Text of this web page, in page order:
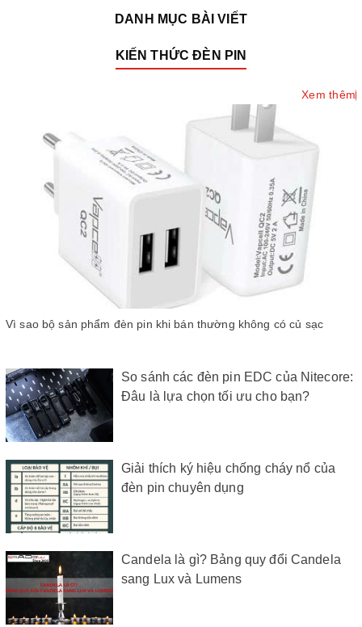
ACEBEAM X75 - Đèn pin siêu sáng 80000
lumen
DANH MỤC BÀI VIẾT
KIẾN THỨC ĐÈN PIN
Xem thêm
Vì sao bộ sản phẩm đèn pin khi bán thường không có củ sạc
So sánh các đèn pin EDC của Nitecore:
Đâu là lựa chọn tối ưu cho bạn?
Giải thích ký hiệu chống cháy nổ của
đèn pin chuyên dụng
Candela là gì? Bảng quy đổi Candela
sang Lux và Lumens